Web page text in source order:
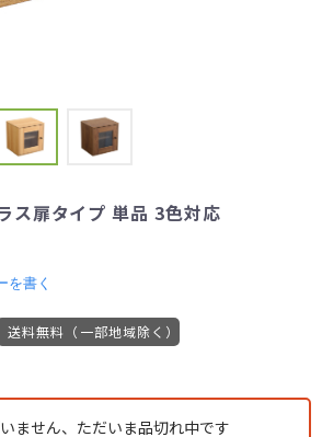
ス扉タイプ 単品 3色対応
を書く
送料無料（一部地域除く）
ません、ただいま品切れ中です